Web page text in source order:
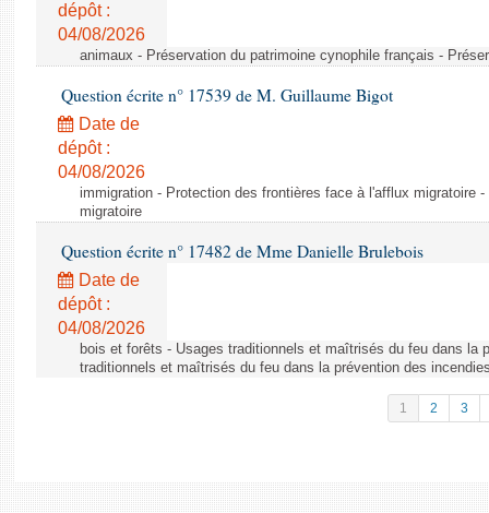
dépôt :
04/08/2026
animaux - Préservation du patrimoine cynophile français -
Question écrite n° 17539 de M. Guillaume Bigot
Date de
dépôt :
04/08/2026
immigration - Protection des frontières face à l'afflux migratoire
migratoire
Question écrite n° 17482 de Mme Danielle Brulebois
Date de
dépôt :
04/08/2026
bois et forêts - Usages traditionnels et maîtrisés du feu dans la
traditionnels et maîtrisés du feu dans la prévention des
1 2 3